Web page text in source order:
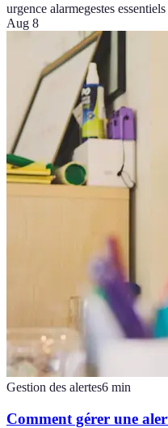
urgence alarmegestes essentiels
Aug 8
Gestion des alertes6 min
Comment gérer une